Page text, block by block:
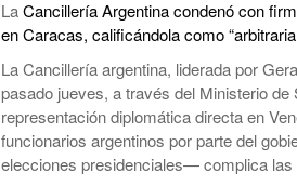
LaCancillería Argentina condenó con
en Caracas, calificándola como
La Cancillería argentina, liderada por
pasado jueves, a través del Ministerio
representación diplomática directa en
funcionarios argentinos por parte del
elecciones presidenciales— complica las